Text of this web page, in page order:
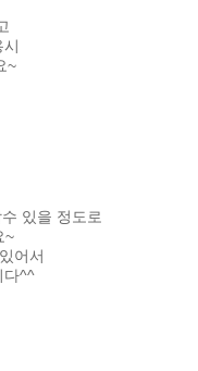
~
있을 정도로
~
어서
다^^